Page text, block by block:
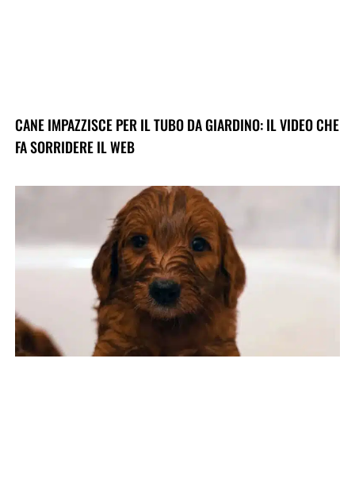
CANE IMPAZZISCE PER IL TUBO DA GIARDINO: IL VIDEO CHE
FA SORRIDERE IL WEB